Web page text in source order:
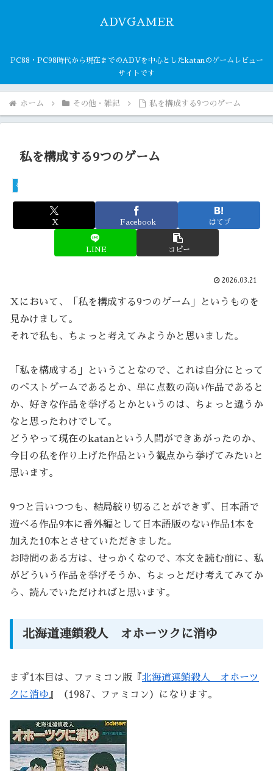
ADVGAMER
PC88・PC98時代から現在までのADVを中心としたkatanのゲームレビュー
サイトです
ホーム その他・雑記 私を構成する9つのゲーム
私を構成する9つのゲーム
その他・雑記
X Facebook はてブ
LINE コピー
2026.03.21
Ｘにおいて、「私を構成する9つのゲーム」というものを
見かけまして。
それで私も、ちょっと考えてみようかと思いました。
「私を構成する」ということなので、これは自分にとって
のベストゲームであるとか、単に点数の高い作品であると
か、好きな作品を挙げるとかというのは、ちょっと違うか
なと思ったわけでして。
どうやって現在のkatanという人間ができあがったのか、
今日の私を作り上げた作品という観点から挙げてみたいと
思います。
9つと言いつつも、結局絞り切ることができず、日本語で
遊べる作品9本に番外編として日本語版のない作品1本を
加えた10本とさせていただきました。
お時間のある方は、せっかくなので、本文を読む前に、私
がどういう作品を挙げそうか、ちょっとだけ考えてみてか
ら、読んでいただければと思います。
北海道連鎖殺人 オホーツクに消ゆ
まず1本目は、ファミコン版『北海道連鎖殺人 オホーツ
クに消ゆ 』（1987、ファミコン）になります。